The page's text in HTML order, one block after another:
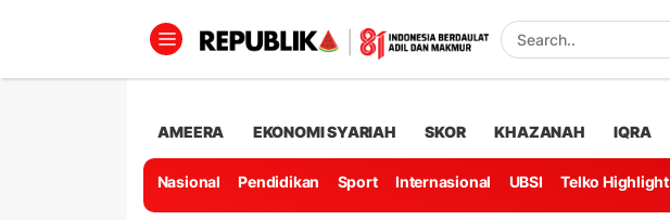
AMEERA EKONOMI SYARIAH SKOR KHAZANAH IQRA
Nasional Pendidikan Sport Internasional UBSI Telko Highlight